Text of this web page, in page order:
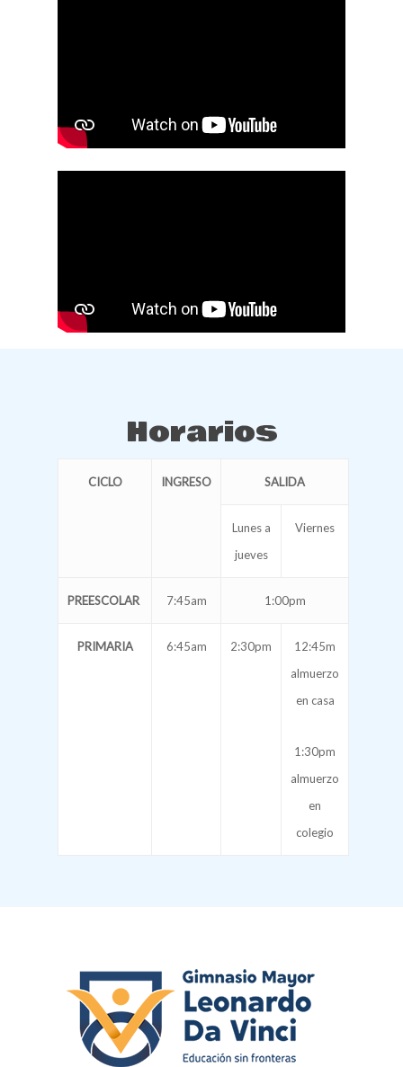
Horarios
CICLO INGRESO SALIDA
Lunes a
jueves
Viernes
PREESCOLAR 7:45am 1:00pm
PRIMARIA 6:45am 2:30pm
12:45m
almuerzo
en casa
1:30pm
almuerzo
en
colegio